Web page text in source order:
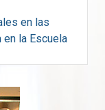
en las
la Escuela